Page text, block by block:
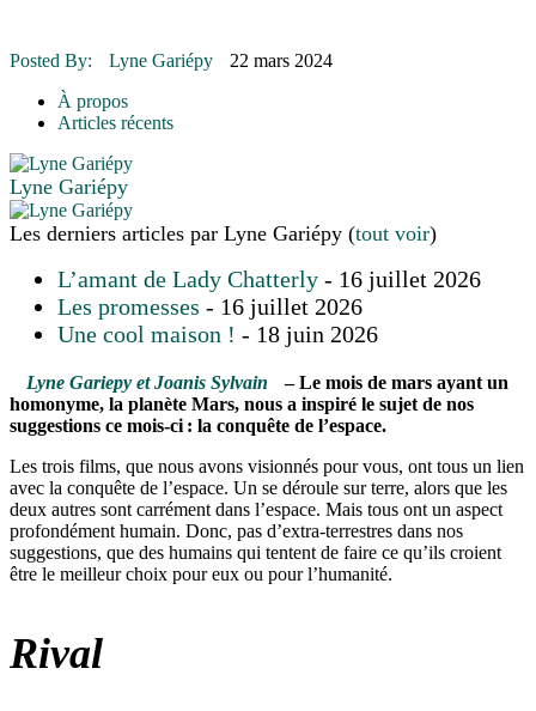
16 juillet 2026 | ENVIRONNEMENT
16 juillet 2026
Posted By: Lyne Gariépy
22 mars 2024
À propos
Articles récents
Lyne Gariépy
Les derniers articles par Lyne Gariépy (tout voir)
L’amant de Lady Chatterly - 16 juillet 2026
Les promesses - 16 juillet 2026
Une cool maison ! - 18 juin 2026
Lyne Gariepy et Joanis Sylvain
– Le mois de mars ayant un
homonyme, la planète Mars, nous a inspiré le sujet de nos
suggestions ce mois-ci : la conquête de l’espace.
Les trois films, que nous avons visionnés pour vous, ont tous un lien
avec la conquête de l’espace. Un se déroule sur terre, alors que les
deux autres sont carrément dans l’espace. Mais tous ont un aspect
profondément humain. Donc, pas d’extra-terrestres dans nos
suggestions, que des humains qui tentent de faire ce qu’ils croient
être le meilleur choix pour eux ou pour l’humanité.
Rival